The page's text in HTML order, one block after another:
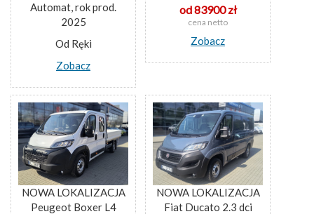
Automat, rok prod.
2025
Od Ręki
Zobacz
od 83900 zł
cena netto
Zobacz
NOWA LOKALIZACJA
Peugeot Boxer L4
NOWA LOKALIZACJA
Fiat Ducato 2.3 dci